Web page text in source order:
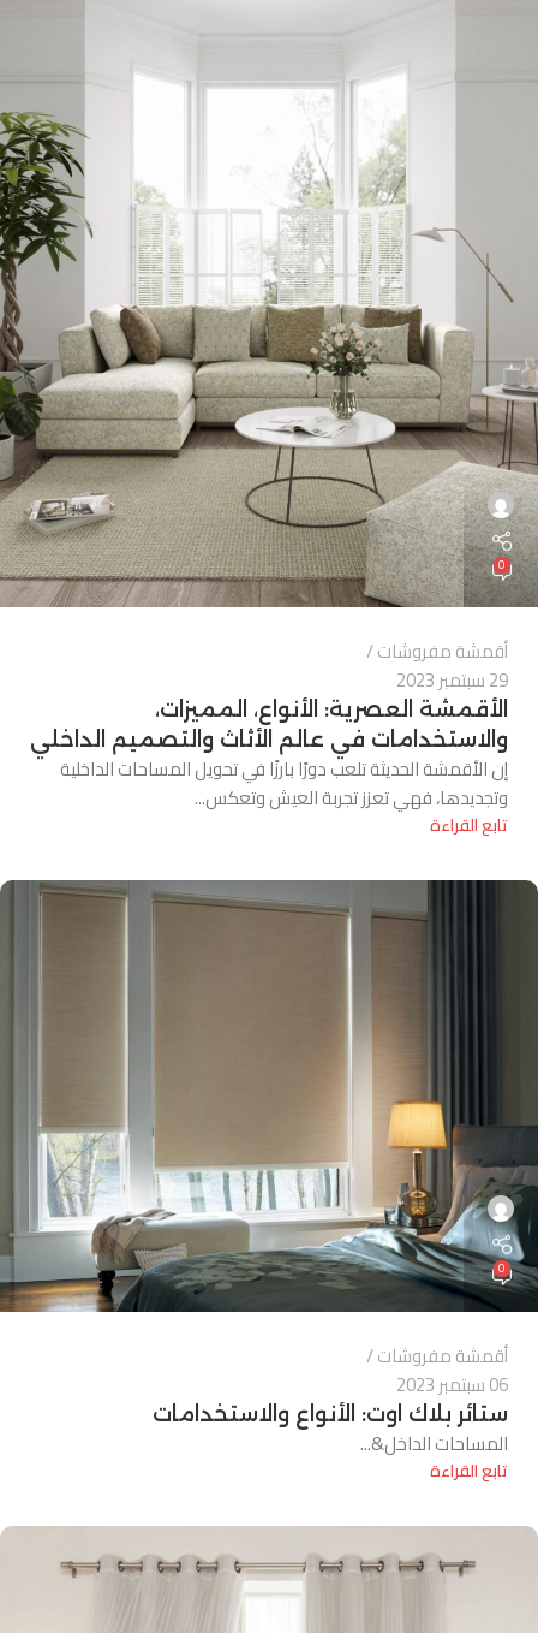
0
أقمشة مفروشات
29 سبتمبر 2023
الأقمشة العصرية: الأنواع، المميزات،
والاستخدامات في عالم الأثاث والتصميم الداخلي
إن الأقمشة الحديثة تلعب دورًا بارزًا في تحويل المساحات الداخلية
وتجديدها، فهي تعزز تجربة العيش وتعكس...
تابع القراءة
0
أقمشة مفروشات
06 سبتمبر 2023
ستائر بلاك اوت: الأنواع والاستخدامات
المساحات الداخل&...
تابع القراءة